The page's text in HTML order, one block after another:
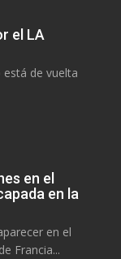
el LA
está de vuelta
en el
en la
en el
Francia...